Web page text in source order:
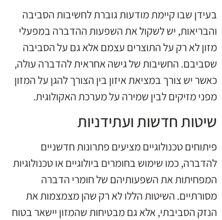
בעידן שבו קיימת מודעות גוברת לחשיבות הסביבה
והבריאות, יש לשקול את השפעות ההדברה במפעלי
מזון לא רק על התוצרים עצמם אלא גם על הסביבה
שסביבם. החשיבות של גישה אחראית להדברה עולה,
כאשר יש צורך במציאת איזון בין הצורך להגן על המזון
מפני מזיקים לבין שמירה על מערכת האקולוגית.
שיטות חדשות ועתידניות
פיתוחים טכנולוגיים מציעים פתרונות חדשניים
להדברה, כמו שימוש בחומרים ביולוגיים או טכנולוגיות
המפחיתות את השפעותיהם של חומרי הדברה
מסורתיים. השיטות הללו לא רק שהן מצמצמות את
הנזק הסביבתי, אלא גם מבטיחות שהמזון יישאר בטוח